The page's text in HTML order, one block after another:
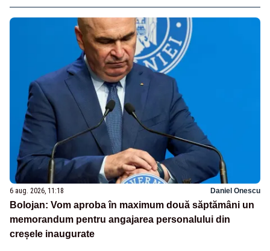
6 aug. 2026, 11:18 Daniel Onescu
Bolojan: Vom aproba în maximum două săptămâni un
memorandum pentru angajarea personalului din
creșele inaugurate